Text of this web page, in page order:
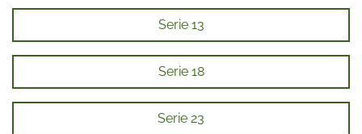
Serie 13
Serie 18
Serie 23